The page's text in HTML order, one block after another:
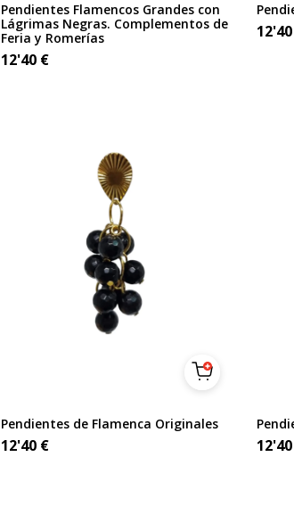
Pendientes Flamencos Grandes con
Lágrimas Negras. Complementos de
Feria y Romerías
12'40€
12'40
Pendientes de Flamenca Originales
12'40€ 12'40